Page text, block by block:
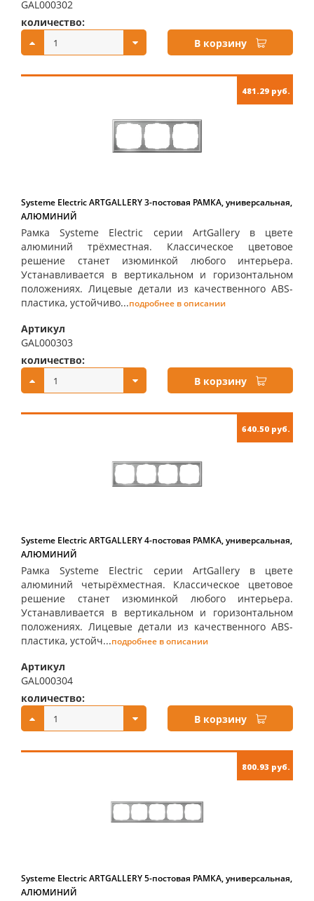
GAL000302
количество:
В корзину
481.29 руб.
Systeme Electric ARTGALLERY 3-постовая РАМКА, универсальная,
АЛЮМИНИЙ
Рамка Systeme Electric серии ArtGallery в цвете
алюминий трёхместная. Классическое цветовое
решение станет изюминкой любого интерьера.
Устанавливается в вертикальном и горизонтальном
положениях. Лицевые детали из качественного ABS-
пластика, устойчиво...подробнее в описании
Артикул
GAL000303
количество:
В корзину
640.50 руб.
Systeme Electric ARTGALLERY 4-постовая РАМКА, универсальная,
АЛЮМИНИЙ
Рамка Systeme Electric серии ArtGallery в цвете
алюминий четырёхместная. Классическое цветовое
решение станет изюминкой любого интерьера.
Устанавливается в вертикальном и горизонтальном
положениях. Лицевые детали из качественного ABS-
пластика, устойч...подробнее в описании
Артикул
GAL000304
количество:
В корзину
800.93 руб.
Systeme Electric ARTGALLERY 5-постовая РАМКА, универсальная,
АЛЮМИНИЙ